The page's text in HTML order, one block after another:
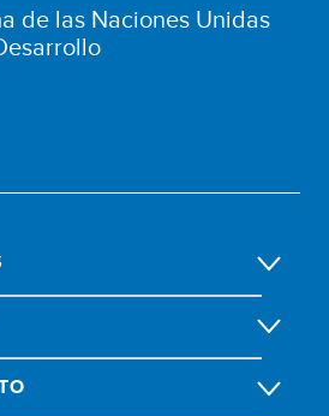
de las Naciones Unidas